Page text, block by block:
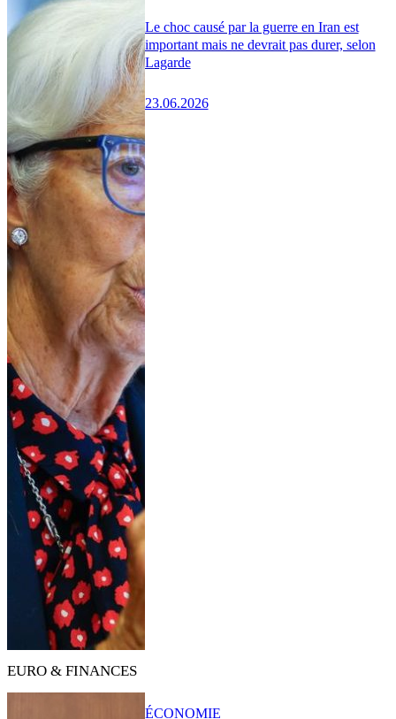
Le choc causé par la guerre en Iran est
important mais ne devrait pas durer, selon
Lagarde
23.06.2026
EURO & FINANCES
ÉCONOMIE